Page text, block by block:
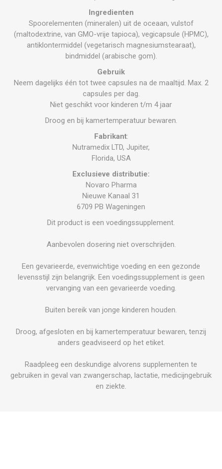
Ingredienten
Spoorelementen (mineralen) uit de oceaan, vulstof
(maltodextrine, van GMO-vrije tapioca), vegicapsule (HPMC),
antiklontermiddel (vegetarisch magnesiumstearaat),
bindmiddel (arabische gom).
Gebruik
Neem dagelijks één tot twee capsules na de maaltijd. Max. 2
capsules per dag.
Niet geschikt voor kinderen t/m 4 jaar
Droog en bij kamertemperatuur bewaren.
Fabrikant:
Nutramedix LTD, Jupiter,
Florida, USA
Exclusieve distributie:
Novaro Pharma
Nieuwe Kanaal 31
6709 PB Wageningen
Dit product is een voedingssupplement.
Aanbevolen dosering niet overschrijden.
Een gevarieerde, evenwichtige voeding en een gezonde
levensstijl zijn belangrijk. Een voedingssupplement is geen
vervanging van een gevarieerde voeding.
Buiten bereik van jonge kinderen houden.
Droog, afgesloten en bij kamertemperatuur bewaren, tenzij
anders geadviseerd op het etiket.
Raadpleeg een deskundige alvorens supplementen te
gebruiken in geval van zwangerschap, lactatie, medicijngebruik
en ziekte.